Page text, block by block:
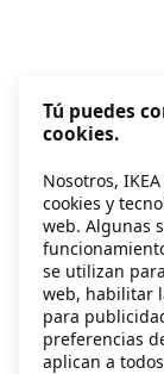
Tú puedes
cookies.
Nosotros,
cookies y
web. Algunas
se utilizan
web, habilitar
para
preferencias
aplican a